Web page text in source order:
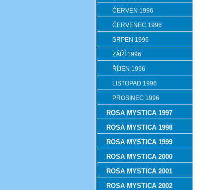
ČERVEN 1996
ČERVENEC 1996
SRPEN 1996
ZÁŘÍ 1996
ŘÍJEN 1996
LISTOPAD 1996
PROSINEC 1996
ROSA MYSTICA 1997
ROSA MYSTICA 1998
ROSA MYSTICA 1999
ROSA MYSTICA 2000
ROSA MYSTICA 2001
ROSA MYSTICA 2002